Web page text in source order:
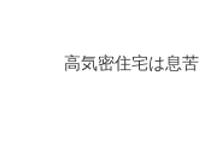
高気密住宅は息